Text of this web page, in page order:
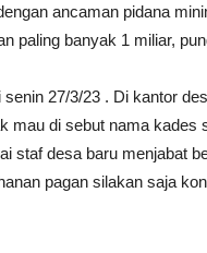
ancaman pidana
paling banyak 1 miliar,
27/3/23 . Di kantor
mau di sebut nama kades
staf desa baru menjabat
pagan silakan saja